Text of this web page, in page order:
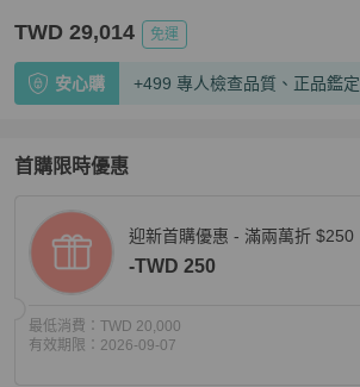
TWD 29,014 免運
安心購 +499 專人檢查品質、正品鑑定
首購限時優惠
迎新首購優惠 - 滿兩萬折 $250
-TWD 250
最低消費： TWD 20,000
有效期限： 2026-09-07